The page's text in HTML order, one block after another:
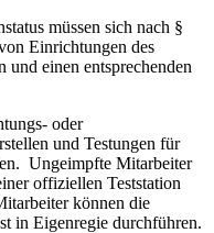
müssen sich nach §
Einrichtungen des
und einen entsprechenden
oder
und Testungen für
Ungeimpfte Mitarbeiter
offiziellen Teststation
können die
in Eigenregie durchführen.